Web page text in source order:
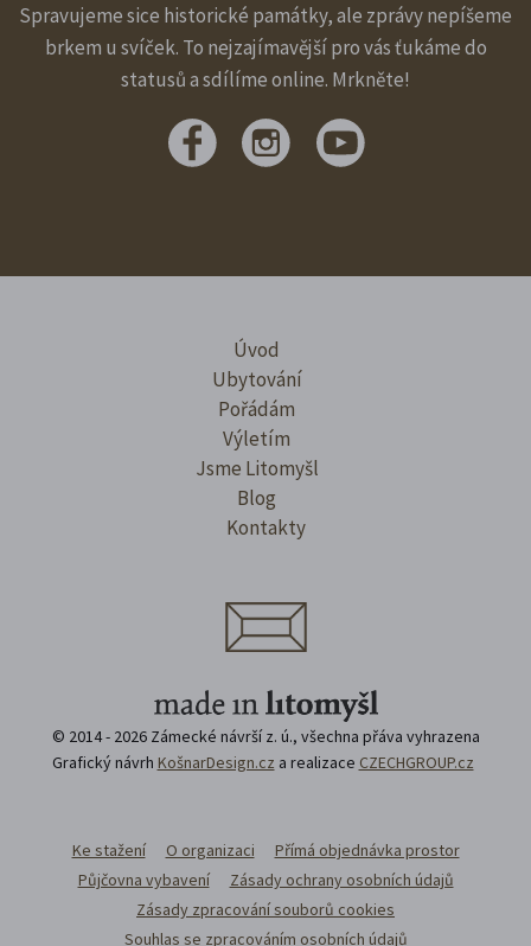
Spravujeme sice historické památky, ale zprávy nepíšeme
brkem u svíček. To nejzajímavější pro vás ťukáme do
statusů a sdílíme online. Mrkněte!
Úvod
Ubytování
Pořádám
Výletím
Jsme Litomyšl
Blog
Kontakty
© 2014 - 2026 Zámecké návrší z. ú., všechna přáva vyhrazena
Grafický návrh KošnarDesign.cz a realizace CZECHGROUP.cz
Ke stažení O organizaci
Přímá objednávka prostor
Půjčovna vybavení
Zásady ochrany osobních údajů
Zásady zpracování souborů cookies
Souhlas se zpracováním osobních údajů